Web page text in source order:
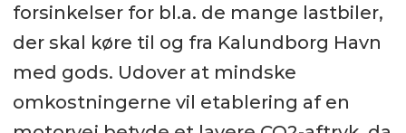
forsinkelser for bl.a. de mange lastbiler,
der skal køre til og fra Kalundborg Havn
med gods. Udover at mindske
omkostningerne vil etablering af en